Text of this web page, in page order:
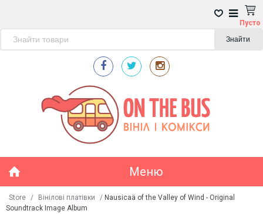
Пусто
Знайти
Меню
Store / Вінілові платівки / Nausicaä of the Valley of Wind - Original
Soundtrack Image Album